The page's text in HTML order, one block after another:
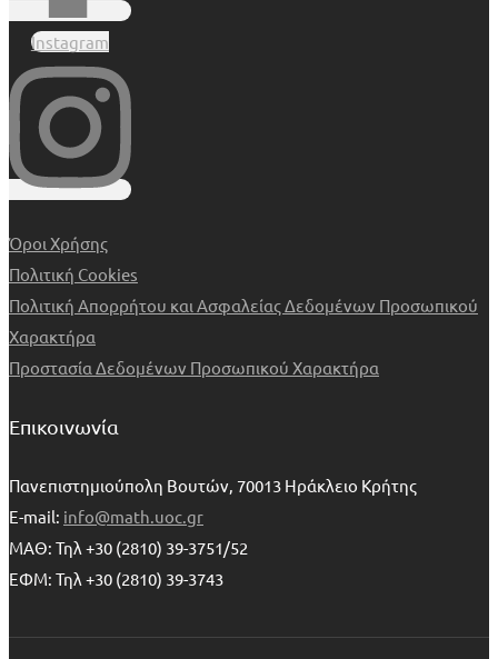
Instagram
Όροι Χρήσης
Πολιτική Cookies
Πολιτική Απορρήτου και Ασφαλείας Δεδομένων Προσωπικού
Χαρακτήρα
Προστασία Δεδομένων Προσωπικού Χαρακτήρα
Επικοινωνία
Πανεπιστημιούπολη Βουτών, 70013 Ηράκλειο Κρήτης
E-mail: info@math.uoc.gr
ΜΑΘ: Τηλ +30 (2810) 39-3751/52
ΕΦΜ: Τηλ +30 (2810) 39-3743